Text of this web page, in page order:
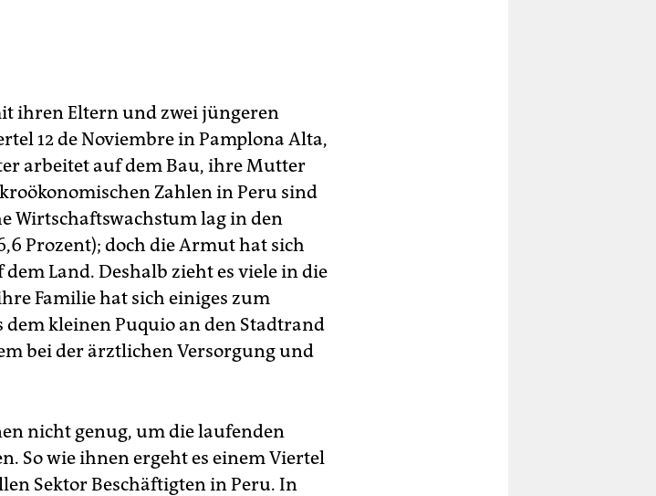
ihren Eltern und zwei jüngeren
12 de Noviembre in Pamplona Alta,
arbeitet auf dem Bau, ihre Mutter
Zahlen in Peru sind
Wirtschaftswachstum lag in den
Prozent); doch die Armut hat sich
Land. Deshalb zieht es viele in die
Familie hat sich einiges zum
dem kleinen Puquio an den Stadtrand
bei der ärztlichen Versorgung und
nicht genug, um die laufenden
So wie ihnen ergeht es einem Viertel
Sektor Beschäftigten in Peru. In